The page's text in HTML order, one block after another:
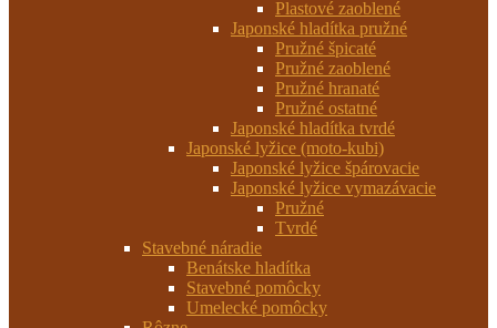
Plastové zaoblené
Japonské hladítka pružné
Pružné špicaté
Pružné zaoblené
Pružné hranaté
Pružné ostatné
Japonské hladítka tvrdé
Japonské lyžice (moto-kubi)
Japonské lyžice špárovacie
Japonské lyžice vymazávacie
Pružné
Tvrdé
Stavebné náradie
Benátske hladítka
Stavebné pomôcky
Umelecké pomôcky